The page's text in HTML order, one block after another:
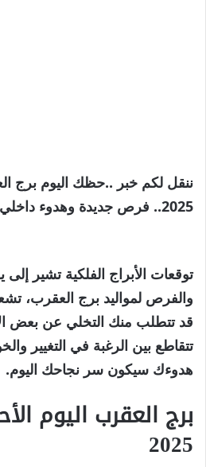
2025.. فرص جديدة وهدوء داخلي.. نترككم مع التفاصيل
توقعات الأبراج الفلكية تشير إلى
والفرص لمواليد برج العقرب،
قد تتطلب منك التخلي عن بعض
تتقاطع بين الرغبة في التغيير
هدوءك سيكون سر نجاحك اليوم.
2025